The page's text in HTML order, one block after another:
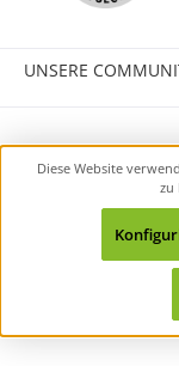
UNSERE
Alle Preise inkl.
© 2026
Diese Website
zu